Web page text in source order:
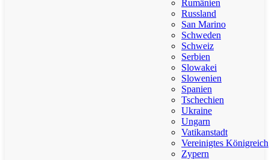
Rumänien
Russland
San Marino
Schweden
Schweiz
Serbien
Slowakei
Slowenien
Spanien
Tschechien
Ukraine
Ungarn
Vatikanstadt
Vereinigtes Königreich
Zypern